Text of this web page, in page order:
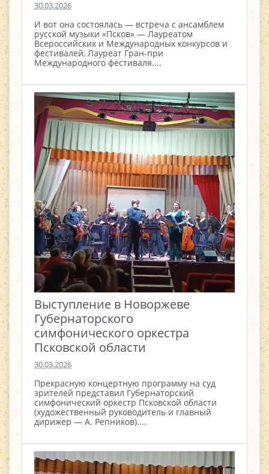
30.03.2026
И вот она состоялась — встреча с ансамблем
русской музыки «Псков» — Лауреатом
Всероссийских и Международных конкурсов и
фестивалей, Лауреат Гран-при
Международного фестиваля....
Выступление в Новоржеве
Губернаторского
симфонического оркестра
Псковской области
30.03.2026
Прекрасную концертную программу на суд
зрителей представил Губернаторский
симфонический оркестр Псковской области
(художественный руководитель и главный
дирижер — А. Репников)....